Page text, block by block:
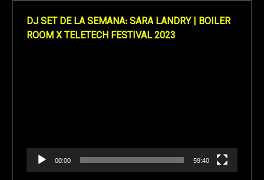
DJ SET DE LA SEMANA: SARA LANDRY | BOILER
ROOM X TELETECH FESTIVAL 2023
00:00 59:40